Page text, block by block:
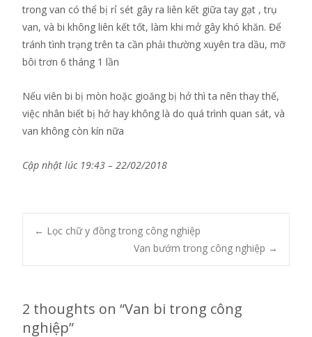
trong van có thể bị rỉ sét gây ra liên kết giữa tay gạt , trụ
van, và bi không liên kết tốt, làm khi mở gây khó khăn. Để
tránh tình trạng trên ta cần phải thường xuyên tra dầu, mỡ
bôi trơn 6 tháng 1 lần
Nếu viên bi bị mòn hoặc gioăng bị hở thì ta nên thay thế,
việc nhân biết bị hở hay không là do quá trình quan sát, và
van không còn kín nữa
Cập nhật lúc 19:43 – 22/02/2018
Post
← Lọc chữ y đồng trong công nghiệp
Van bướm trong công nghiệp →
2 thoughts on “Van bi trong công
nghiệp”